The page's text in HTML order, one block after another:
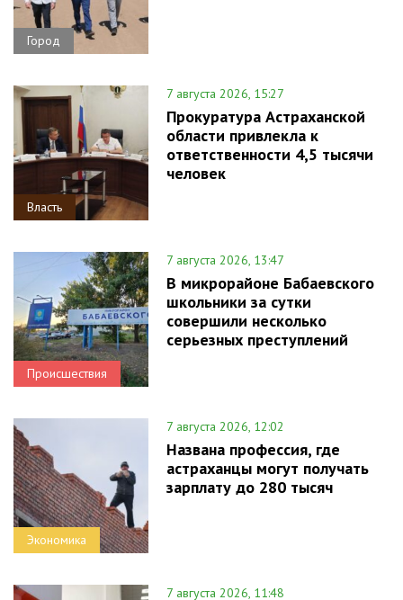
Город
Власть
7 августа 2026, 15:27
Прокуратура Астраханской
области привлекла к
ответственности 4,5 тысячи
человек
Происшествия
7 августа 2026, 13:47
В микрорайоне Бабаевского
школьники за сутки
совершили несколько
серьезных преступлений
Экономика
7 августа 2026, 12:02
Названа профессия, где
астраханцы могут получать
зарплату до 280 тысяч
7 августа 2026, 11:48